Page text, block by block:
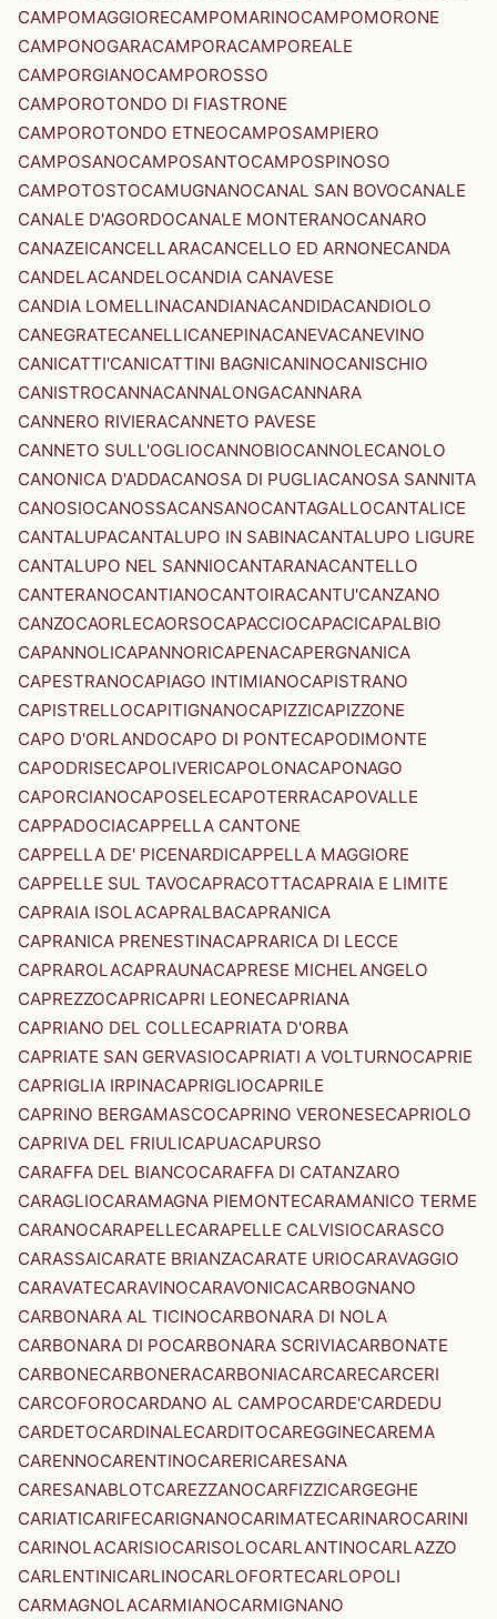
CAMPOMAGGIORECAMPOMARINOCAMPOMORONE
CAMPONOGARACAMPORACAMPOREALE
CAMPORGIANOCAMPOROSSO
CAMPOROTONDO DI FIASTRONE
CAMPOROTONDO ETNEOCAMPOSAMPIERO
CAMPOSANOCAMPOSANTOCAMPOSPINOSO
CAMPOTOSTOCAMUGNANOCANAL SAN BOVOCANALE
CANALE D'AGORDOCANALE MONTERANOCANARO
CANAZEICANCELLARACANCELLO ED ARNONECANDA
CANDELACANDELOCANDIA CANAVESE
CANDIA LOMELLINACANDIANACANDIDACANDIOLO
CANEGRATECANELLICANEPINACANEVACANEVINO
CANICATTI'CANICATTINI BAGNICANINOCANISCHIO
CANISTROCANNACANNALONGACANNARA
CANNERO RIVIERACANNETO PAVESE
CANNETO SULL'OGLIOCANNOBIOCANNOLECANOLO
CANONICA D'ADDACANOSA DI PUGLIACANOSA SANNITA
CANOSIOCANOSSACANSANOCANTAGALLOCANTALICE
CANTALUPACANTALUPO IN SABINACANTALUPO LIGURE
CANTALUPO NEL SANNIOCANTARANACANTELLO
CANTERANOCANTIANOCANTOIRACANTU'CANZANO
CANZOCAORLECAORSOCAPACCIOCAPACICAPALBIO
CAPANNOLICAPANNORICAPENACAPERGNANICA
CAPESTRANOCAPIAGO INTIMIANOCAPISTRANO
CAPISTRELLOCAPITIGNANOCAPIZZICAPIZZONE
CAPO D'ORLANDOCAPO DI PONTECAPODIMONTE
CAPODRISECAPOLIVERICAPOLONACAPONAGO
CAPORCIANOCAPOSELECAPOTERRACAPOVALLE
CAPPADOCIACAPPELLA CANTONE
CAPPELLA DE' PICENARDICAPPELLA MAGGIORE
CAPPELLE SUL TAVOCAPRACOTTACAPRAIA E LIMITE
CAPRAIA ISOLACAPRALBACAPRANICA
CAPRANICA PRENESTINACAPRARICA DI LECCE
CAPRAROLACAPRAUNACAPRESE MICHELANGELO
CAPREZZOCAPRICAPRI LEONECAPRIANA
CAPRIANO DEL COLLECAPRIATA D'ORBA
CAPRIATE SAN GERVASIOCAPRIATI A VOLTURNOCAPRIE
CAPRIGLIA IRPINACAPRIGLIOCAPRILE
CAPRINO BERGAMASCOCAPRINO VERONESECAPRIOLO
CAPRIVA DEL FRIULICAPUACAPURSO
CARAFFA DEL BIANCOCARAFFA DI CATANZARO
CARAGLIOCARAMAGNA PIEMONTECARAMANICO TERME
CARANOCARAPELLECARAPELLE CALVISIOCARASCO
CARASSAICARATE BRIANZACARATE URIOCARAVAGGIO
CARAVATECARAVINOCARAVONICACARBOGNANO
CARBONARA AL TICINOCARBONARA DI NOLA
CARBONARA DI POCARBONARA SCRIVIACARBONATE
CARBONECARBONERACARBONIACARCARECARCERI
CARCOFOROCARDANO AL CAMPOCARDE'CARDEDU
CARDETOCARDINALECARDITOCAREGGINECAREMA
CARENNOCARENTINOCARERICARESANA
CARESANABLOTCAREZZANOCARFIZZICARGEGHE
CARIATICARIFECARIGNANOCARIMATECARINAROCARINI
CARINOLACARISIOCARISOLOCARLANTINOCARLAZZO
CARLENTINICARLINOCARLOFORTECARLOPOLI
CARMAGNOLACARMIANOCARMIGNANO